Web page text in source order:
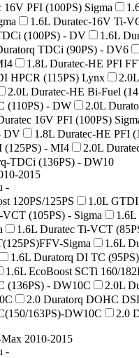
16V PFI (100PS) Sigma
1.6L Duratec-16V Ti-
(100PS) - DV
1.6L
TDCi (90PS) - DV6
1.8L Duratec-HE PFI
HPCR (115PS) Lynx
2.0L Duratec-HE Bi-Fuel
(110PS) - DW
2.0L
16V PFI (100PS)
DV
1.8L Duratec-HE PFI
(125PS) - MI4
2.0L
TDCi (136PS) - DW10
2015
-
120PS/125PS
1.0L
(105PS) - Sigma
1.6L Duratec Ti-VCT
Sigma
1.6L
1.6L Duratorq DI TC (95PS)
1.6L EcoBoost SCTi 160/
(136PS) - DW10C
2.0L
2.0 Duratorq DOHC
163PS)-DW10C
2.0
2010-2015
-